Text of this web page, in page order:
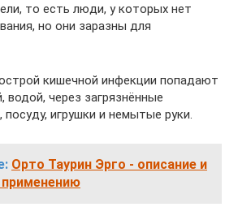
то есть люди, у которых нет
но они заразны для
кишечной инфекции попадают
водой, через загрязнённые
игрушки и немытые руки.
Орто Таурин Эрго - описание и
применению